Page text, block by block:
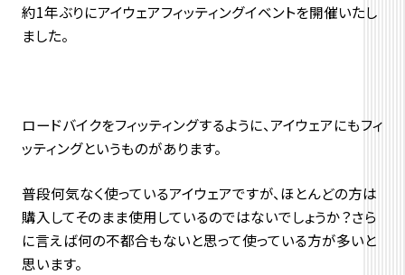
約1年ぶりにアイウェアフィッティングイベントを開催いたし
ました。
ロードバイクをフィッティングするように、アイウェアにもフィ
ッティングというものがあります。
普段何気なく使っているアイウェアですが、ほとんどの方は
購入してそのまま使用しているのではないでしょうか？さら
に言えば何の不都合もないと思って使っている方が多いと
思います。